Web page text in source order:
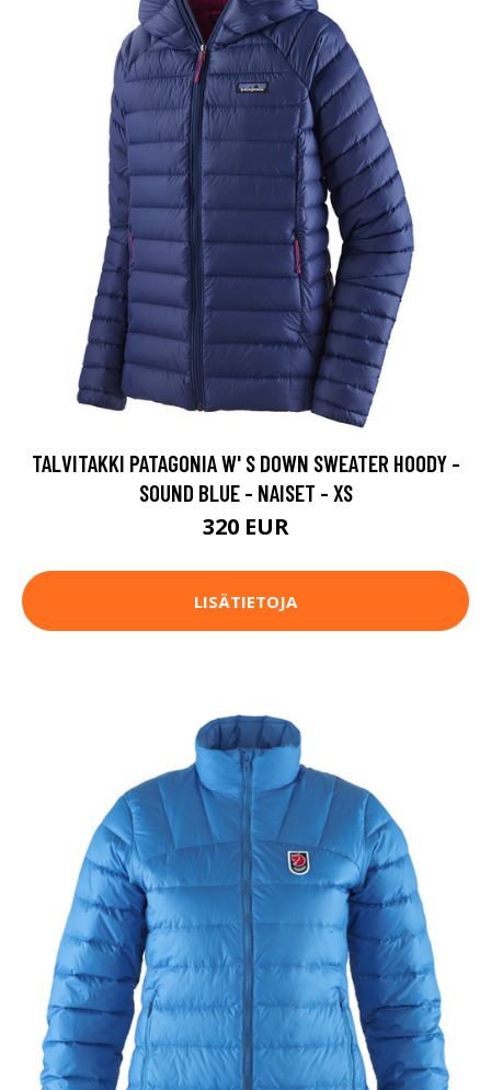
TALVITAKKI PATAGONIA W' S DOWN SWEATER HOODY -
SOUND BLUE - NAISET - XS
320 EUR
LISÄTIETOJA